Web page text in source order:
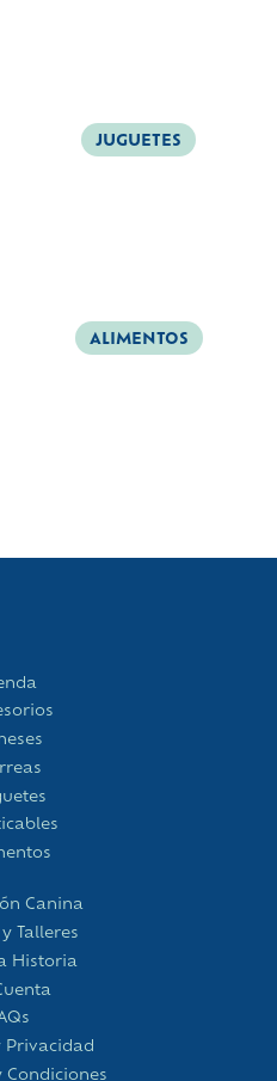
JUGUETES
ALIMENTOS
Canina
Talleres
Historia
Privacidad
Condiciones